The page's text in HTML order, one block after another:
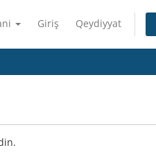
Giriş Qeydiyyat